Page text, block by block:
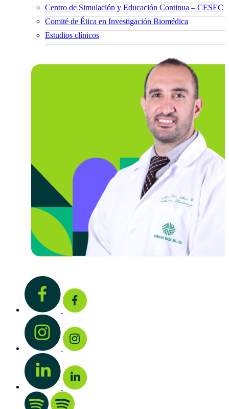
Centro de Simulación y Educación Continua – CESEC
Comité de Ética en Investigación Biomédica
Estudios clínicos